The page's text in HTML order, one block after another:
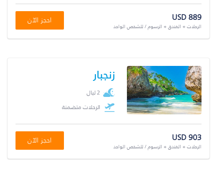
USD 889
الرحلات + الفندق + الرسوم / للشخص الواحد
احجز الآن
زنجبار
2 ليال
الرحلات متضمنة
USD 903
الرحلات + الفندق + الرسوم / للشخص الواحد
احجز الآن